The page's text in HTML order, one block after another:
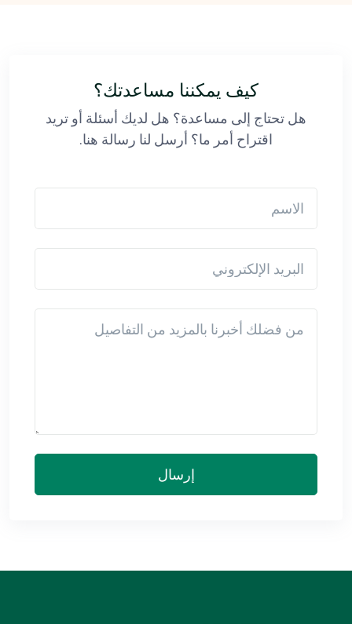
كيف يمكننا مساعدتك؟
هل تحتاج إلى مساعدة؟ هل لديك أسئلة أو تريد
اقتراح أمر ما؟ أرسل لنا رسالة هنا.
إرسال